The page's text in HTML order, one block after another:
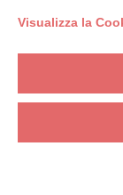
Privacy-Condizioni
Visualizza la